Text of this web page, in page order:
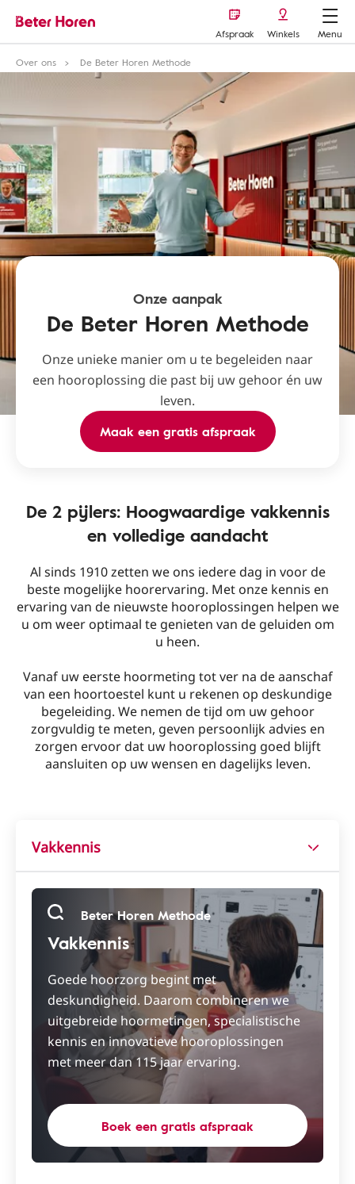
Afspraak Winkels
Menu
Over ons
De Beter Horen Methode
Onze aanpak
De Beter Horen Methode
Onze unieke manier om u te begeleiden naar
een hooroplossing die past bij uw gehoor én uw
leven.
Maak een gratis afspraak
De 2 pijlers: Hoogwaardige vakkennis
en volledige aandacht
Al sinds 1910 zetten we ons iedere dag in voor de
beste mogelijke hoorervaring. Met onze kennis en
ervaring van de nieuwste hooroplossingen helpen we
u om weer optimaal te genieten van de geluiden om
u heen.
Vanaf uw eerste hoormeting tot ver na de aanschaf
van een hoortoestel kunt u rekenen op deskundige
begeleiding. We nemen de tijd om uw gehoor
zorgvuldig te meten, geven persoonlijk advies en
zorgen ervoor dat uw hooroplossing goed blijft
aansluiten op uw wensen en dagelijks leven.
Vakkennis
Beter Horen Methode
Vakkennis
Goede hoorzorg begint met
deskundigheid. Daarom combineren we
uitgebreide hoormetingen, specialistische
kennis en innovatieve hooroplossingen
met meer dan 115 jaar ervaring.
Boek een gratis afspraak